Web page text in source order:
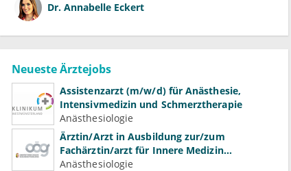
Dr. Annabelle Eckert
Neueste Ärztejobs
Assistenzarzt (m/w/d) für Anästhesie,
Intensivmedizin und Schmerztherapie
Anästhesiologie
Ärztin/Arzt in Ausbildung zur/zum
Fachärztin/arzt für Innere Medizin
(Kardiologie, Nephrologie, Intensivmedizin)
Anästhesiologie